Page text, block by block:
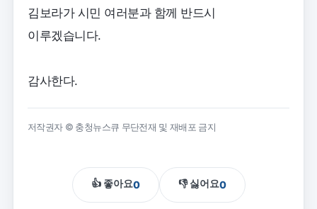
김보라가 시민 여러분과 함께 반드시
이루겠습니다.
감사한다.
저작권자 © 충청뉴스큐 무단전재 및 재배포 금지
👍 좋아요0 👎 싫어요0